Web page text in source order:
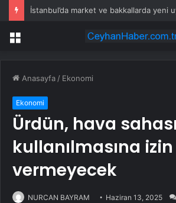
Menü
Anasayfa / Ekonomi
Ekonomi
Ürdün, hava
kullanılmasına izin
vermeyecek
NURCAN BAYRAM Haziran 13, 2025